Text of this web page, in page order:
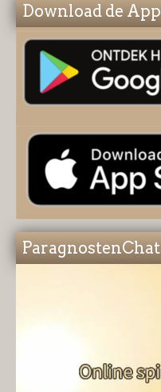
Download de App
ParagnostenChat